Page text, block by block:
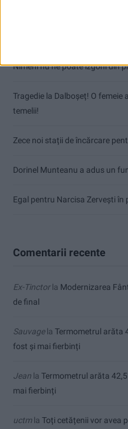
Nimeni nu ne poate izgoni din
Tragedie la Dalboşeț! O
temelii!
Zece noi stații de încărcare
Dorinel Munteanu a adus un
Egal pentru Narcisa Zervești în
Comentarii recente
Ex-Tinctorla Modernizarea
de final
Sauvagela Termometrul arăta
fost și mai fierbinți
Jean la Termometrul arăta
mai fierbinți
uctmla Toți cetățenii vor avea